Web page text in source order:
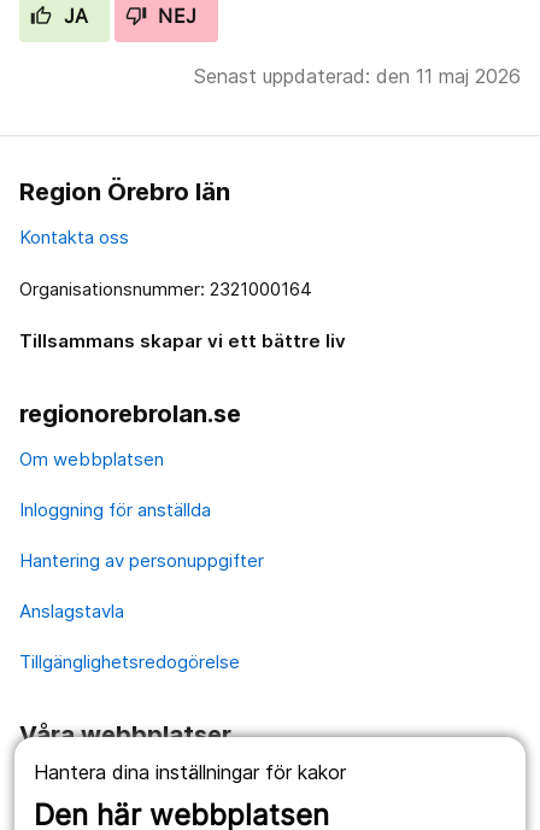
Hantera dina inställningar för kakor
Den här webbplatsen
JA NEJ
Senast uppdaterad: den 11 maj 2026
Region Örebro län
Kontakta oss
Organisationsnummer: 2321000164
Tillsammans skapar vi ett bättre liv
regionorebrolan.se
Om webbplatsen
Inloggning för anställda
Hantering av personuppgifter
Anslagstavla
Tillgänglighetsredogörelse
Våra webbplatser
1177.se